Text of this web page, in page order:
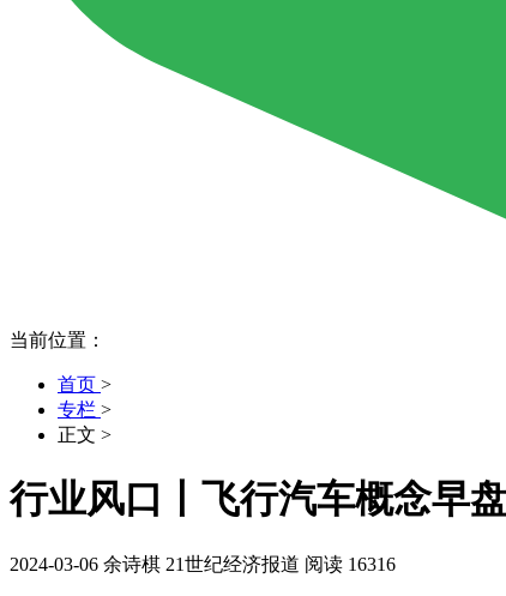
当前位置：
首页 >
专栏 >
正文 >
行业风口丨飞行汽车概念早
2024-03-06 余诗棋 21世纪经济报道 阅读 16316